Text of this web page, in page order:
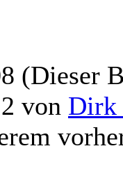
(Dieser
von Dirk